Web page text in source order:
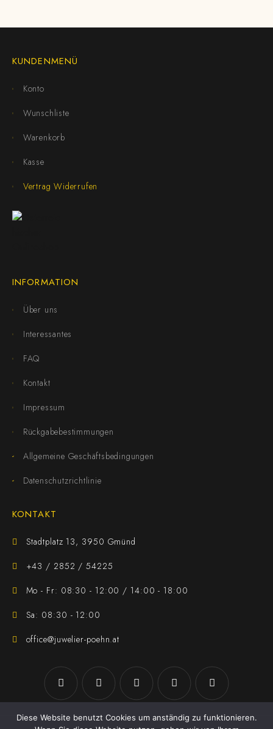
KUNDENMENÜ
Konto
Wunschliste
Warenkorb
Kasse
Vertrag Widerrufen
INFORMATION
Über uns
Interessantes
FAQ
Kontakt
Impressum
Rückgabebestimmungen
Allgemeine Geschäftsbedingungen
Datenschutzrichtlinie
KONTAKT
Stadtplatz 13, 3950 Gmünd
+43 / 2852 / 54225
Mo - Fr: 08:30 - 12:00 / 14:00 - 18:00
Sa: 08:30 - 12:00
office@juwelier-poehn.at
Diese Website benutzt Cookies um anständig zu funktionieren.